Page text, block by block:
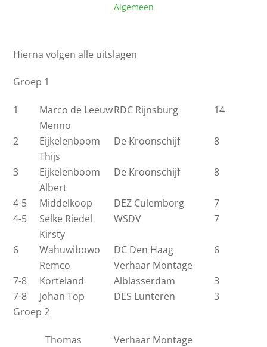
Algemeen
Hierna volgen alle uitslagen
Groep 1
1 Marco de LeeuwRDC Rijnsburg 14
2
Menno
Eijkelenboom
De Kroonschijf 8
3
Thijs
Eijkelenboom
De Kroonschijf 8
4-5
Albert
Middelkoop
DEZ Culemborg
7
4-5
Selke Riedel WSDV 7
6
Kirsty
Wahuwibowo
DC Den Haag 6
7-8
Remco
Korteland
Verhaar Montage
Alblasserdam
3
7-8
Johan Top DES Lunteren
3
Groep 2
Thomas
Verhaar Montage